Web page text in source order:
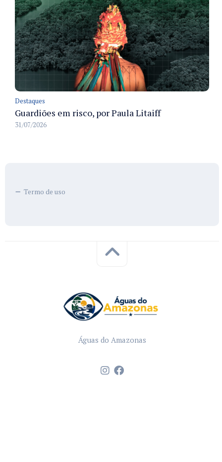
Destaques
Guardiões em risco, por Paula Litaiff
31/07/2026
Termo de uso
Águas do Amazonas